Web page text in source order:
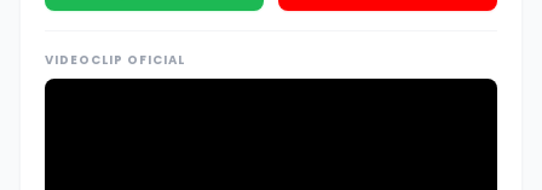
VIDEOCLIP OFICIAL